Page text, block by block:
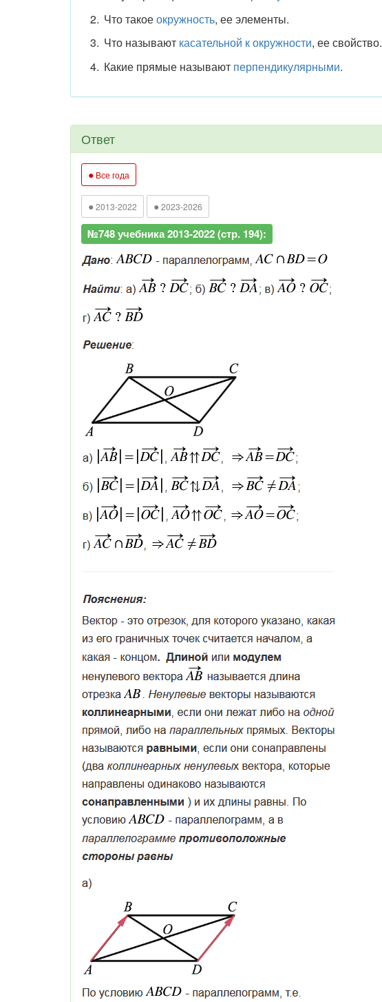
Что такоеокружность, ее элементы.
Что называют касательной к окружности, ее свойство.
Какие прямые называют перпендикулярными.
Ответ
● Все года
● 2013-2022 ● 2023-2026
№748 учебника 2013-2022 (стр. 194):